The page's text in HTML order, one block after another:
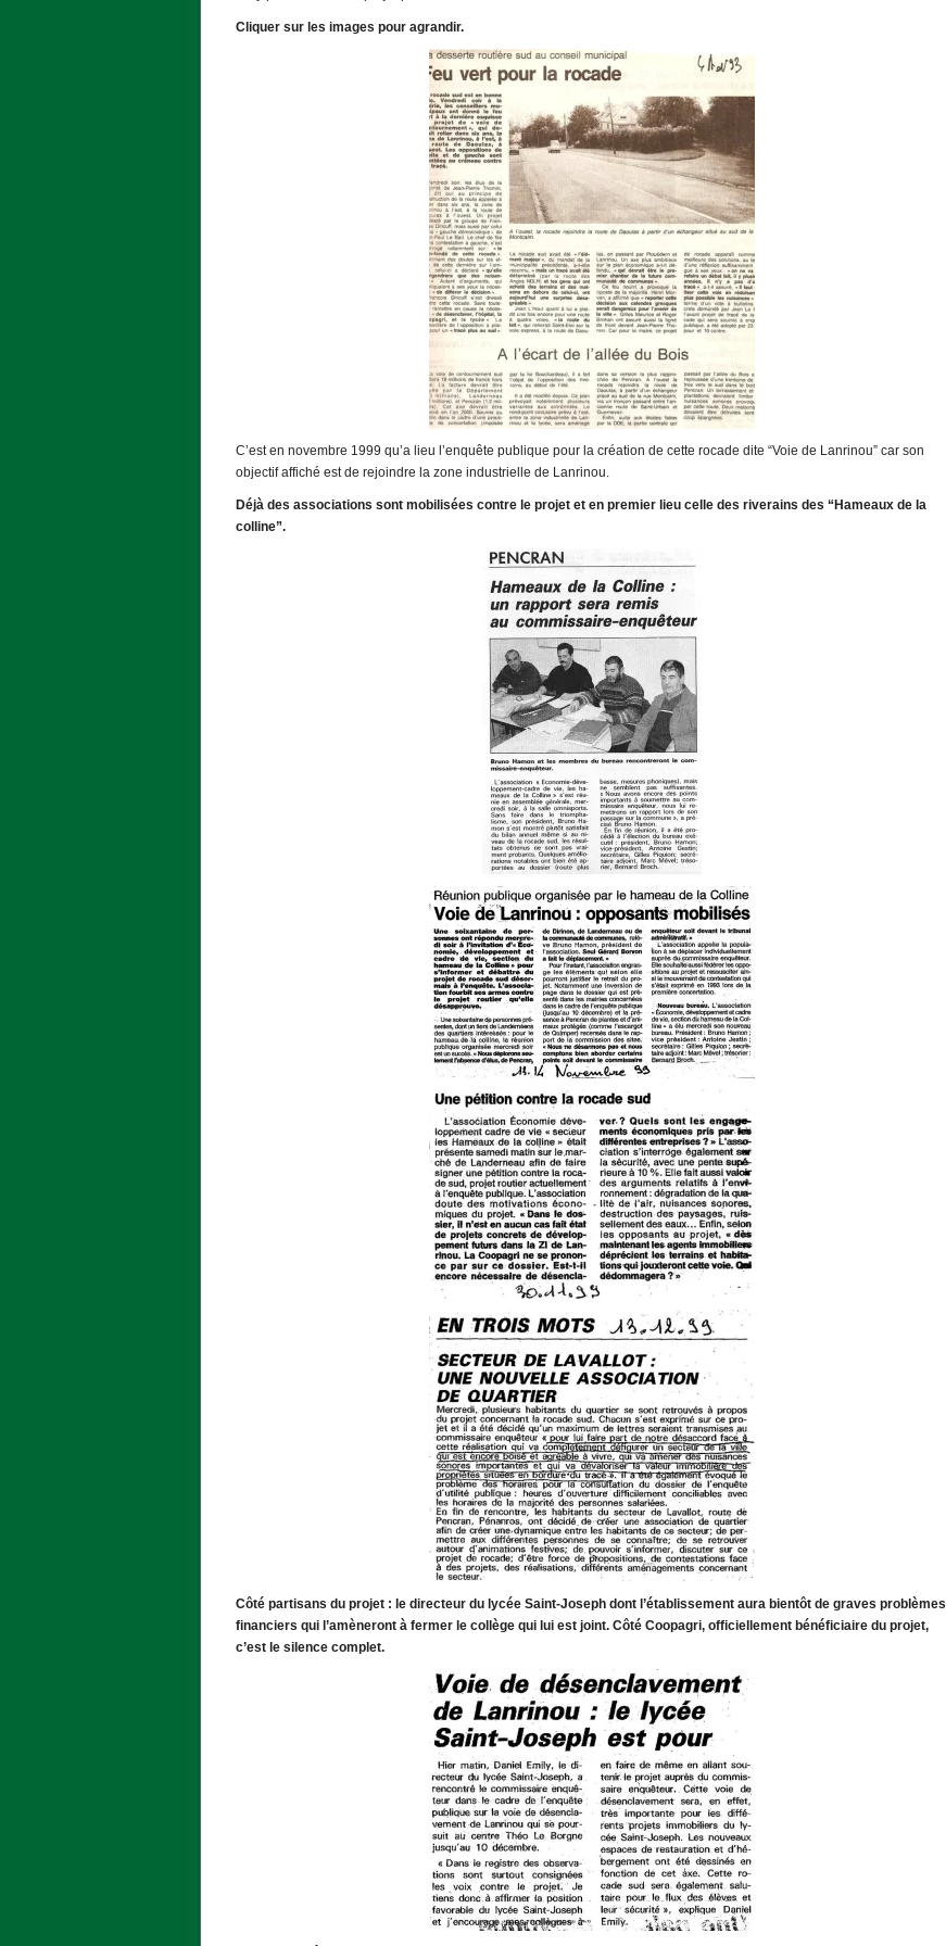
Cliquer sur les images pour agrandir.
C’est en novembre 1999 qu’a lieu l’enquête publique pour la création de cette rocade dite “Voie de Lanrinou” car son
objectif affiché est de rejoindre la zone industrielle de Lanrinou.
Déjà des associations sont mobilisées contre le projet et en premier lieu celle des riverains des “Hameaux de la
colline”.
Côté partisans du projet : le directeur du lycée Saint-Joseph dont l’établissement aura bientôt de graves problèmes
financiers qui l’amèneront à fermer le collège qui lui est joint. Côté Coopagri, officiellement bénéficiaire du projet,
c’est le silence complet.